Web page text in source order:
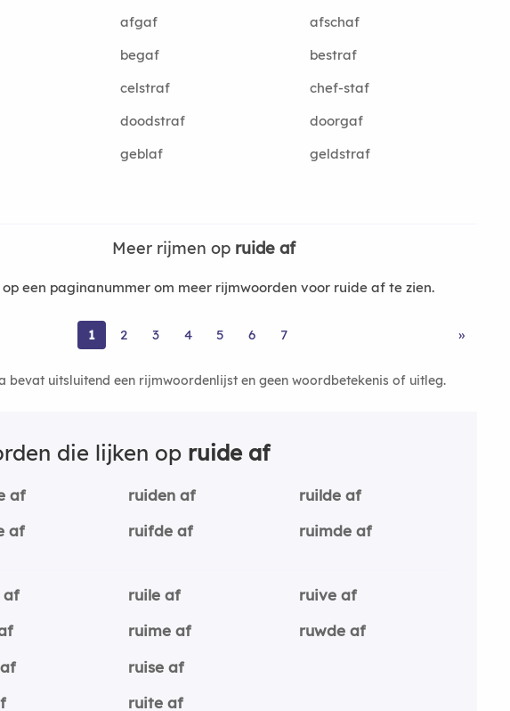
afgaf
afschaf
begaf
bestraf
celstraf
chef-staf
doodstraf
doorgaf
geblaf
geldstraf
Meer rijmen op ruide af
een paginanummer om meer rijmwoorden voor ruide af te zien.
1 2 3 4 5 6 7 »
bevat uitsluitend een rijmwoordenlijst en geen woordbetekenis of uitleg.
die lijken op ruide af
af ruiden af
ruilde af
af
ruifde af ruimde af
af ruile af
ruive af
ruime af
ruwde af
ruise af
ruite af